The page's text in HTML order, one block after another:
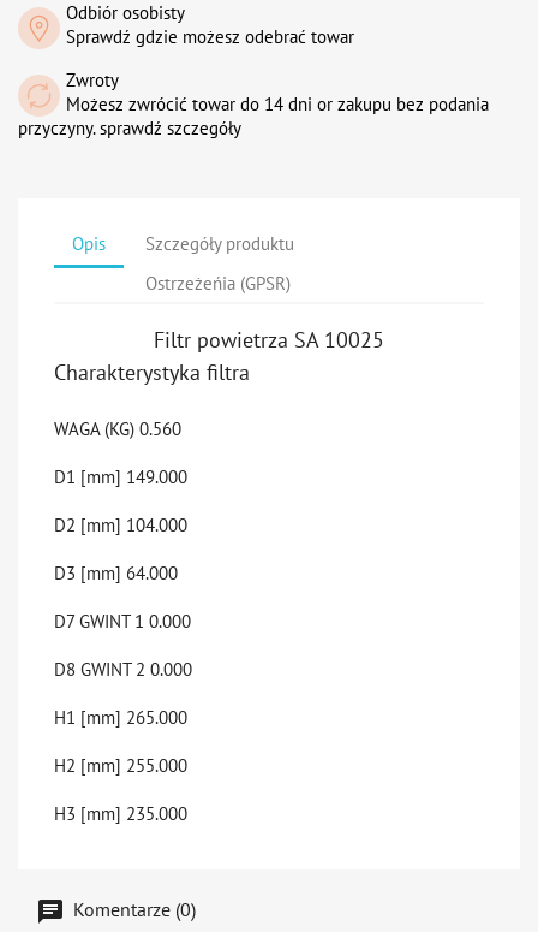
Odbiór osobisty
Sprawdź gdzie możesz odebrać towar
Zwroty
Możesz zwrócić towar do 14 dni or zakupu bez podania
przyczyny. sprawdź szczegóły
Opis
Szczegóły produktu
Ostrzeżeńia (GPSR)
Filtr powietrza SA 10025
Charakterystyka filtra
WAGA (KG) 0.560
D1 [mm] 149.000
D2 [mm] 104.000
D3 [mm] 64.000
D7 GWINT 1 0.000
D8 GWINT 2 0.000
H1 [mm] 265.000
H2 [mm] 255.000
H3 [mm] 235.000
Komentarze (0)